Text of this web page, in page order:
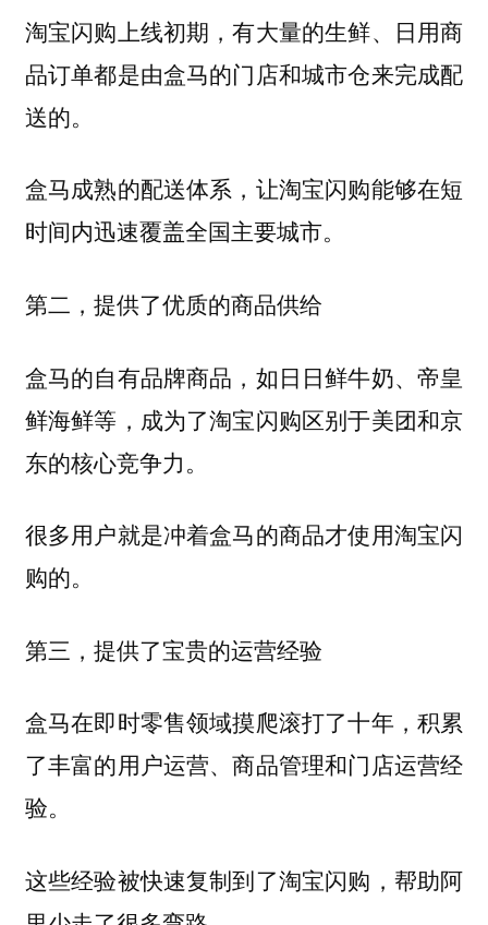
淘宝闪购上线初期，有大量的生鲜、日用商
品订单都是由盒马的门店和城市仓来完成配
送的。
盒马成熟的配送体系，让淘宝闪购能够在短
时间内迅速覆盖全国主要城市。
第二，提供了优质的商品供给
盒马的自有品牌商品，如日日鲜牛奶、帝皇
鲜海鲜等，成为了淘宝闪购区别于美团和京
东的核心竞争力。
很多用户就是冲着盒马的商品才使用淘宝闪
购的。
第三，提供了宝贵的运营经验
盒马在即时零售领域摸爬滚打了十年，积累
了丰富的用户运营、商品管理和门店运营经
验。
这些经验被快速复制到了淘宝闪购，帮助阿